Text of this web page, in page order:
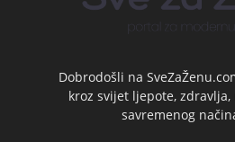
Dobrodošli na
kroz svijet ljepote,
savremenog